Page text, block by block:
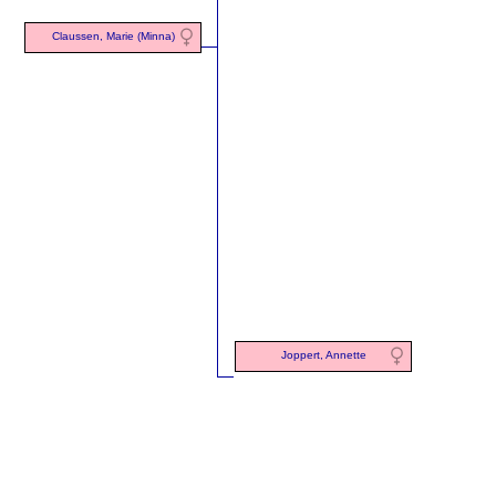
Claussen, Marie (Minna)
Joppert, Annette